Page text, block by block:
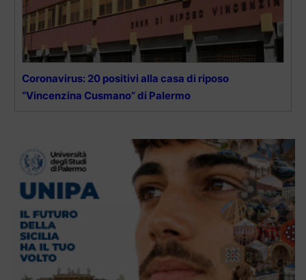
Coronavirus: 20 positivi alla casa di riposo
“Vincenzina Cusmano” di Palermo